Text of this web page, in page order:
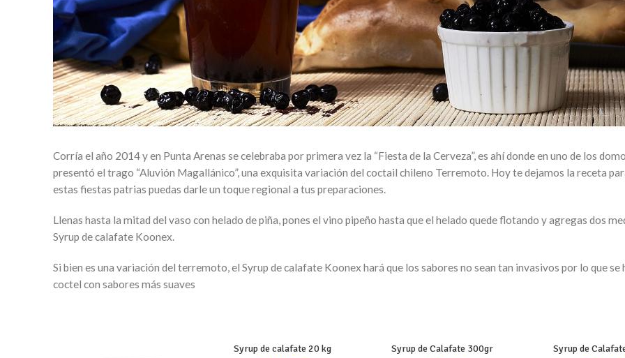
Corría el año 2014 y en Punta Arenas se celebraba por primera vez la “Fiesta de la Cerveza”, es ahí donde en uno de los
presentó el trago “Aluvión Magallánico”, una exquisita variación del coctail chileno Terremoto. Hoy te dejamos la receta
estas fiestas patrias puedas darle un toque regional a tus preparaciones.
Llenas hasta la mitad del vaso con helado de piña, pones el vino pipeño hasta que el helado quede flotando y agregas dos
Syrup de calafate Koonex.
Si bien es una variación del terremoto, el Syrup de calafate Koonex hará que los sabores no sean tan invasivos por lo que se
coctel con sabores más suaves
Syrup de calafate 20 kg Syrup de Calafate 300gr Syrup de